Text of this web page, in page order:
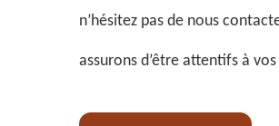
n’hésitez pas de nous
assurons d’être attentifs à